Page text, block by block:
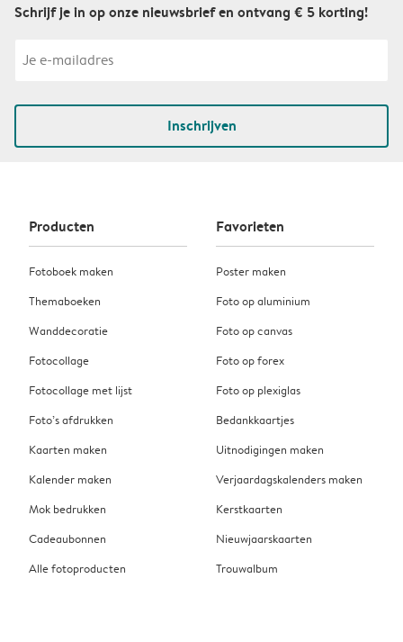
Schrijf je in op onze nieuwsbrief en ontvang € 5 korting!
Inschrijven
Producten
Fotoboek maken
Themaboeken
Wanddecoratie
Fotocollage
Fotocollage met lijst
Foto’s afdrukken
Kaarten maken
Kalender maken
Mok bedrukken
Cadeaubonnen
Alle fotoproducten
Favorieten
Poster maken
Foto op aluminium
Foto op canvas
Foto op forex
Foto op plexiglas
Bedankkaartjes
Uitnodigingen maken
Verjaardagskalenders maken
Kerstkaarten
Nieuwjaarskaarten
Trouwalbum